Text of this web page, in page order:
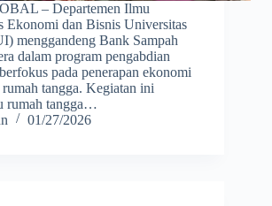
– Departemen Ilmu
Ekonomi dan Bisnis Universitas
menggandeng Bank Sampah
dalam program pengabdian
pada penerapan ekonomi
tangga. Kegiatan ini
rumah tangga…
01/27/2026